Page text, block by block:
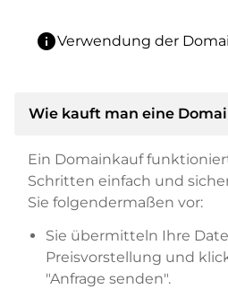
infoVerwendung der
Wie kauft man eine
Ein Domainkauf
Schritten einfach und
Sie folgendermaßen vor:
Sie übermitteln Ihre
Preisvorstellung und
"Anfrage senden".